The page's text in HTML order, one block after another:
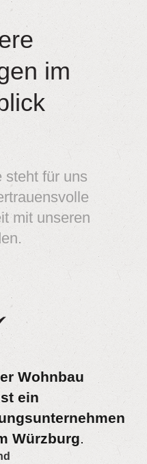
im
steht für uns
mit unseren
Wohnbau
ein
Würzburg.